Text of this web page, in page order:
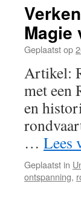
Magie
Geplaatst op
Artikel:
met een
en
… Lees
Geplaatst in
ontspanning,